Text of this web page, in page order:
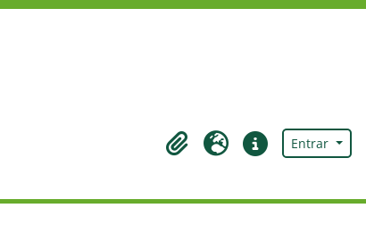
Área de transferência
Idioma Ligações rápidas
Entrar